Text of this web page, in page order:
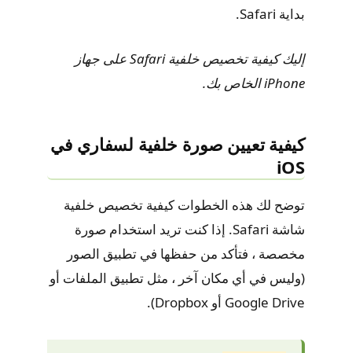
بداية Safari.
إليك كيفية تخصيص خلفية Safari على جهاز
iPhone الخاص بك.
كيفية تعيين صورة خلفية لسفاري في
iOS
توضح لك هذه الخطوات كيفية تخصيص خلفية
شاشة Safari. إذا كنت تريد استخدام صورة
مخصصة ، فتأكد من حفظها في تطبيق الصور
(وليس في أي مكان آخر ، مثل تطبيق الملفات أو
Google Drive أو Dropbox).